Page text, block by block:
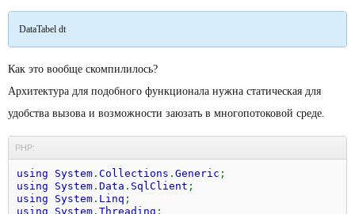
DataTabel dt
Как это вообще скомпилилось?
Архитектура для подобного функционала нужна статическая для
удобства вызова и возможности заюзать в многопотоковой среде.
PHP:
using System . Collections . Generic ;
using System . Data . SqlClient ;
using System . Linq ;
using System . Threading ;